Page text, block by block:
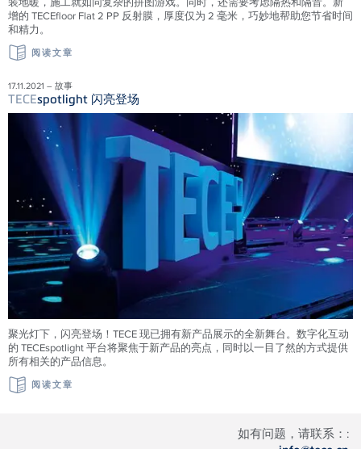
如有问题，请联系：:
增的 TECEfloor Flat 2 PP 反射膜，厚度仅为 2 毫米，巧妙地帮助您节省时间
和精力。
阅读文章
17.11.2021 – 故事
TECEspotlight 闪亮登场
聚光灯下，闪亮登场！TECE 现已拥有新产品展示的全新舞台。数字化互动
的 TECEspotlight 平台将聚焦于新产品的亮点，同时以一目了然的方式提供
所有相关的产品信息。
阅读文章